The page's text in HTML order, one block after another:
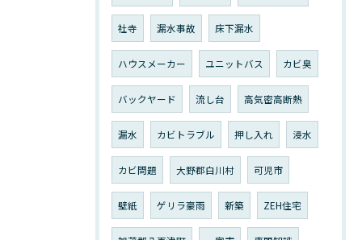
社寺 漏水事故 床下漏水
ハウスメーカー ユニットバス カビ臭
バックヤード 流し台 高気密高断熱
漏水 カビトラブル 押し入れ 浸水
カビ問題 大野郡白川村 可児市
壁紙 ゲリラ豪雨 新築 ZEH住宅